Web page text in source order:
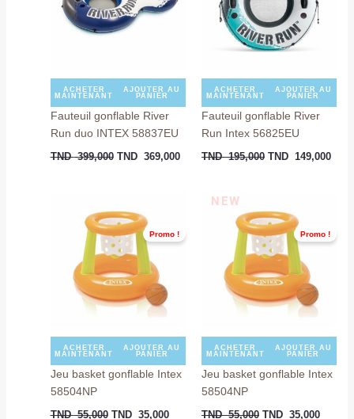
ACHETER
MAINTENANT
AJOUTER AU
PANIER
Fauteuil gonflable River
Run duo INTEX 58837EU
TND399,000
399,000.
TND 369,000
369,000.
ACHETER
MAINTENANT
AJOUTER AU
PANIER
Fauteuil gonflable River
Run Intex 56825EU
TND195,000
195,000.
TND 149,000
Promo !
ACHETER
MAINTENANT
AJOUTER AU
PANIER
Jeu basket gonflable Intex
58504NP
TND55,000
prix
initial
était :
TND
55,000.
TND 35,000
est :
NEW
Promo !
ACHETER
MAINTENANT
AJOUTER AU
PANIER
Jeu basket gonflable Intex
58504NP
TND55,000
prix
initial
était :
TND
55,000.
TND 35,000
est :